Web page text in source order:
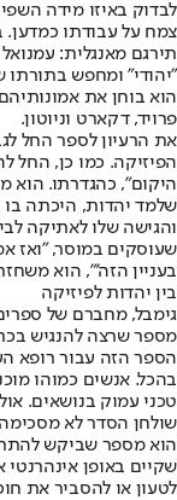
לבדוק באיזו מידה
צמח על עבודתו כמדען.
תירגם מאנגלית:
"יהודי" ומחפש בתורתו
הוא בוחן את
פרויד, דקארט וניוטון.
את הרעיון לספר החל
הפיזיקה. כמו כן, החל
היקום", כהגדרתו. הוא
שלמד יהדות, היכתה בו
והגישה שלו לאתיקה
שעוסקים במוסר, "ואז
בעניין הזה'", הוא
בין יהדות לפיזיקה
גימבל, מחברם של
מספר שרצה להנגיש
הספר הזה עבור רופא
בהכל. אנשים כמוהו
טכני עמוק בנושאים.
שולחן הסדר לא מסכימה
הוא מספר שביקש
שקיים באופן אינהרנטי
לטעון או להסביר את